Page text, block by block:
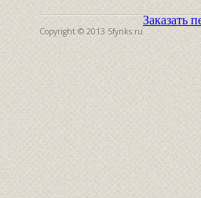
Copyright © 2013 Sfynks.ru
Заказать